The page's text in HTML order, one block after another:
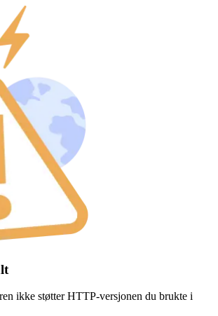
ikke støtter HTTP-versjonen du brukte i